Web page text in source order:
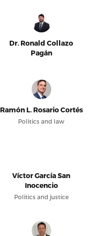
Dr. Ronald Collazo
Pagán
Ramón L. Rosario Cortés
Politics and law
Víctor García San
Inocencio
Politics and justice